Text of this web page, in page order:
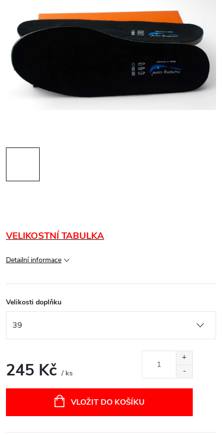
VELIKOSTNÍ TABULKA
Detailní informace
Velikosti doplňku
245 Kč / ks
VLOŽIT DO KOŠÍKU